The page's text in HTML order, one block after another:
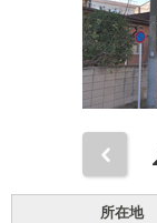
所在地